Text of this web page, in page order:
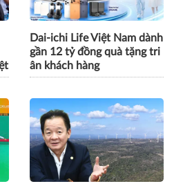
Dai-ichi Life Việt Nam dành
gần 12 tỷ đồng quà tặng tri
ân khách hàng